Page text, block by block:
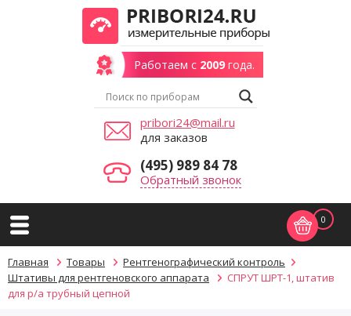
Работаем с 2009года.
pribori24@mail.ru
для заказов
(495) 989 84 78
Обратный звонок
0
Главная Товары
Рентгенографический контроль
Штативы для рентгеновского аппарата
СПРУТ ШРТ-1, штатив
для р/а трубный цепной